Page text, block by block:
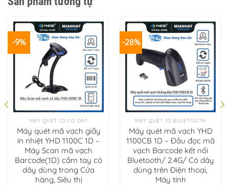
-9%
MÁY QUÉT 1D CÓ DÂY
Máy quét mã vạch giấy
in nhiệt YHD 1100C 1D –
Máy Scan mã vạch
Barcode(1D) cầm tay có
dây dùng trong Cửa
hàng, Siêu thị
-28%
MÁY QUÉT 1D BLUETOOTH
Máy quét mã vạch YHD
1100CB 1D – Đầu đọc mã
vạch Barcode kết nối
Bluetooth/ 2.4G/ Có dây
dùng trên Điện thoại,
Máy tính